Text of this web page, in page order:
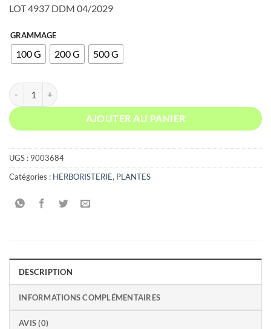
prix :
à
22,50€
LOT 4937 DDM 04/2029
GRAMMAGE
100 G 200 G 500 G
quantité de FRAMBOISIER FEUILLE COUPE UKRAINE
AJOUTER AU PANIER
UGS : 9003684
Catégories : HERBORISTERIE, PLANTES
DESCRIPTION
INFORMATIONS COMPLÉMENTAIRES
AVIS (0)